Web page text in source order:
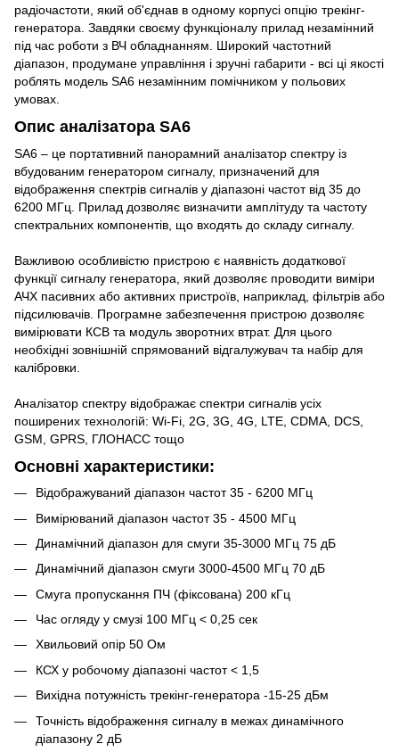
радіочастоти, який об'єднав в одному корпусі опцію трекінг-
генератора. Завдяки своєму функціоналу прилад незамінний
під час роботи з ВЧ обладнанням. Широкий частотний
діапазон, продумане управління і зручні габарити - всі ці якості
роблять модель SA6 незамінним помічником у польових
умовах.
Опис аналізатора SA6
SA6 – це портативний панорамний аналізатор спектру із
вбудованим генератором сигналу, призначений для
відображення спектрів сигналів у діапазоні частот від 35 до
6200 МГц. Прилад дозволяє визначити амплітуду та частоту
спектральних компонентів, що входять до складу сигналу.
Важливою особливістю пристрою є наявність додаткової
функції сигналу генератора, який дозволяє проводити виміри
АЧХ пасивних або активних пристроїв, наприклад, фільтрів або
підсилювачів. Програмне забезпечення пристрою дозволяє
вимірювати КСВ та модуль зворотних втрат. Для цього
необхідні зовнішній спрямований відгалужувач та набір для
калібровки.
Аналізатор спектру відображає спектри сигналів усіх
поширених технологій: Wi-Fi, 2G, 3G, 4G, LTE, CDMA, DCS,
GSM, GPRS, ГЛОНАСС тощо
Основні характеристики:
Відображуваний діапазон частот 35 - 6200 МГц
Вимірюваний діапазон частот 35 - 4500 МГц
Динамічний діапазон для смуги 35-3000 МГц 75 дБ
Динамічний діапазон смуги 3000-4500 МГц 70 дБ
Смуга пропускання ПЧ (фіксована) 200 кГц
Час огляду у смузі 100 МГц < 0,25 сек
Хвильовий опір 50 Ом
КСХ у робочому діапазоні частот < 1,5
Вихідна потужність трекінг-генератора -15-25 дБм
Точність відображення сигналу в межах динамічного
діапазону 2 дБ